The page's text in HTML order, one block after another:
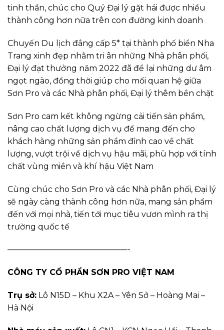
tinh thần, chúc cho Quý Đại lý gặt hái được nhiều
thành công hơn nữa trên con đường kinh doanh
Chuyến Du lịch đẳng cấp 5* tại thành phố biển Nha
Trang xinh đẹp nhằm tri ân những Nhà phân phối,
Đại lý đạt thưởng năm 2022 đã để lại những dư âm
ngọt ngào, đồng thời giúp cho mối quan hệ giữa
Sơn Pro và các Nhà phân phối, Đại lý thêm bền chặt
Sơn Pro cam kết không ngừng cải tiến sản phẩm,
nâng cao chất lượng dịch vụ để mang đến cho
khách hàng những sản phẩm đỉnh cao về chất
lượng, vượt trội về dịch vụ hậu mãi, phù hợp với tính
chất vùng miền và khí hậu Việt Nam
Cùng chúc cho Sơn Pro và các Nhà phân phối, Đại lý
sẽ ngày càng thành công hơn nữa, mang sản phẩm
đến với mọi nhà, tiến tới mục tiêu vươn mình ra thị
trường quốc tế
———————————————-
CÔNG TY CỔ PHẦN SƠN PRO VIỆT NAM
Trụ sở: Lô N15D – Khu X2A – Yên Sở – Hoàng Mai –
Hà Nội